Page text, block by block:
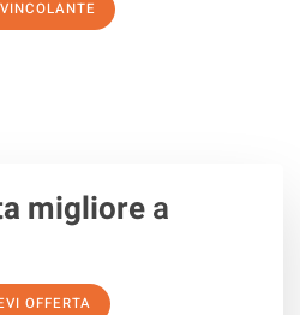
migliorea
OFFERTA